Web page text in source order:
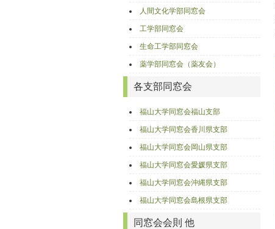
人間文化学部同窓会
工学部同窓会
生命工学部同窓会
薬学部同窓会（薬友会）
各支部同窓会
福山大学同窓会福山支部
福山大学同窓会香川県支部
福山大学同窓会岡山県支部
福山大学同窓会愛媛県支部
福山大学同窓会沖縄県支部
福山大学同窓会島根県支部
同窓会会則 他